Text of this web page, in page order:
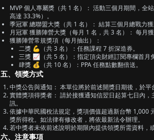
MVP 個人專屬獎（共 1 名）： 活動三個月期間，全
高達 33.3%）。
季冠軍 總聯盟大獎（共 1 名）： 結算三個月總戰力
月冠軍 獲勝陣營大獎（每月 1 名，共 3 名）： 每月
獲勝陣營常規獎項（每月抽出）：
二獎 💪（共 3 名）：任務課程 7 折深造券。
三獎 📈（共 5 名）：指定頂尖財經訂閱專欄首月
肆獎 💰（共 10 名）：PPA 任務點數翻倍送。
五、領獎方式
中獎公告與通知： 本單位將於前述開獎日期後，於平
實體獎項得獎者： 請於接獲通知信翌日起算七日內，
訊。
依據中華民國稅法規定，獎項價值超過新台幣 1,000
獎所得稅。如法律有修改者，將依最新法令辦理。
若中獎者未依前述說明於期限內提供領獎所需資料，
六、注意事項